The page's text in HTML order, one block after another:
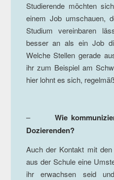
Studierende möchten
einem Job umschauen,
Studium vereinbaren
besser an als ein Job
Welche Stellen gerade
ihr zum Beispiel am
hier lohnt es sich,
– Wie
Dozierenden?
Auch der Kontakt mit
aus der Schule eine
ihr erwachsen seid